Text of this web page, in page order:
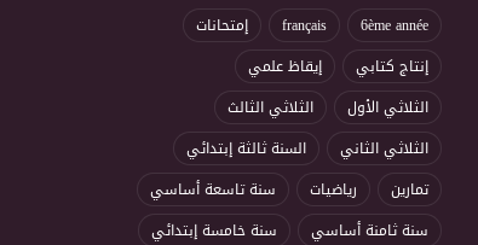
6ème année
français
إمتحانات
إنتاج كتابي
إيقاظ علمي
الثلاثي الأول
الثلاثي الثالث
الثلاثي الثاني
السنة ثالثة إبتدائي
تمارين
رياضيات
سنة تاسعة أساسي
سنة ثامنة أساسي
سنة خامسة إبتدائي